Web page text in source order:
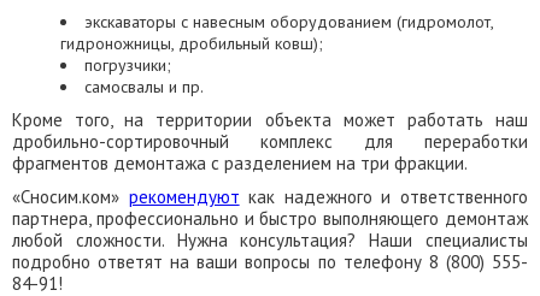
экскаваторы с навесным оборудованием (гидромолот,
гидроножницы, дробильный ковш);
погрузчики;
самосвалы и пр.
Кроме того, на территории объекта может работать наш
дробильно-сортировочный комплекс для переработки
фрагментов демонтажа с разделением на три фракции.
«Сносим.ком» рекомендуют как надежного и ответственного
партнера, профессионально и быстро выполняющего демонтаж
любой сложности. Нужна консультация? Наши специалисты
подробно ответят на ваши вопросы по телефону 8 (800) 555-
84-91!